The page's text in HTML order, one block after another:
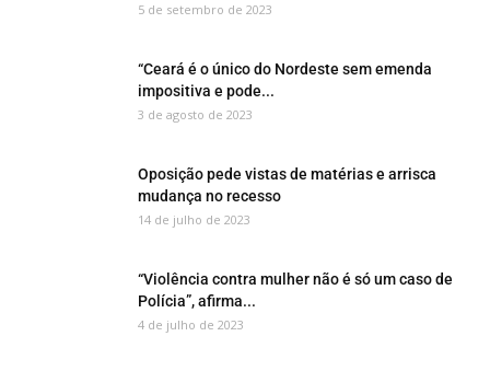
5 de setembro de 2023
“Ceará é o único do Nordeste sem emenda
impositiva e pode...
3 de agosto de 2023
Oposição pede vistas de matérias e arrisca
mudança no recesso
14 de julho de 2023
“Violência contra mulher não é só um caso de
Polícia”, afirma...
4 de julho de 2023